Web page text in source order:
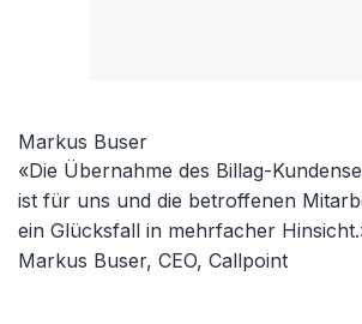
Markus Buser
«Die Übernahme des Billag-
ist für uns und die betroffenen
ein Glücksfall in mehrfacher
Markus Buser, CEO, Callpoint